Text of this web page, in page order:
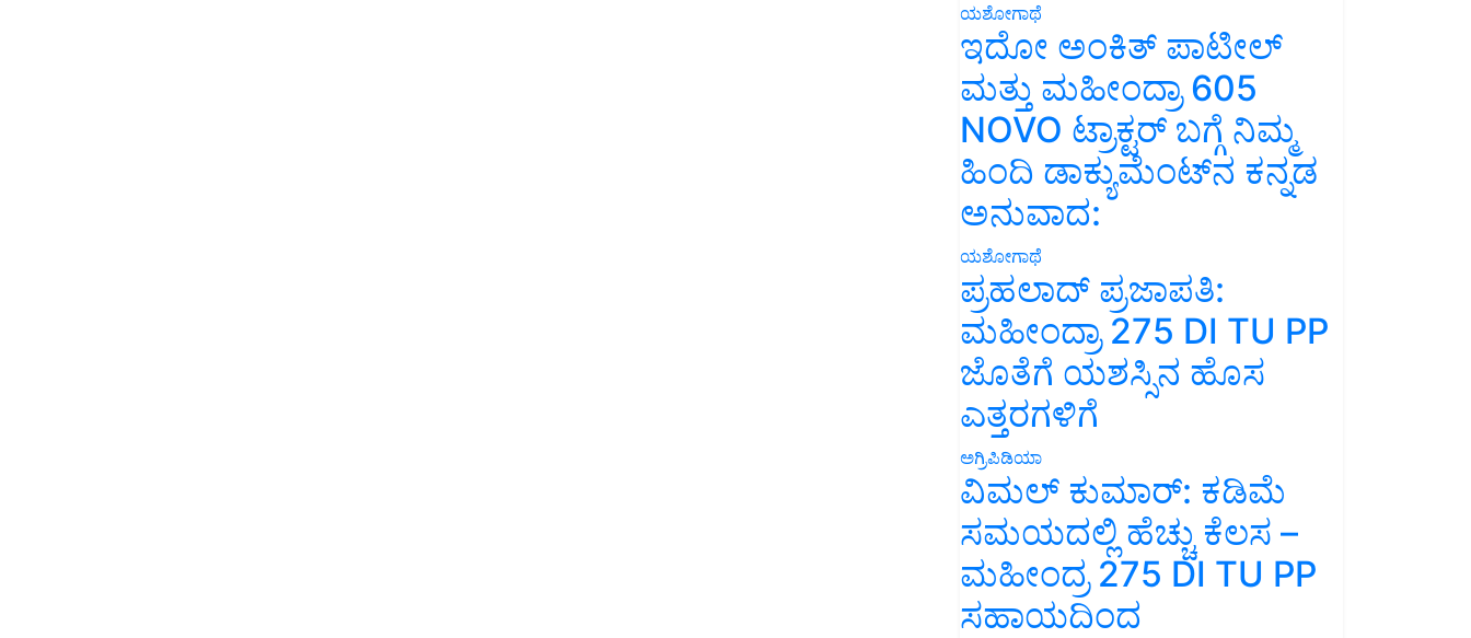
ಯಶೋಗಾಥೆ
ಇದೋ ಅಂಕಿತ್ ಪಾಟೀಲ್
ಮತ್ತು ಮಹೀಂದ್ರಾ 605
NOVO ಟ್ರಾಕ್ಟರ್ ಬಗ್ಗೆ ನಿಮ್ಮ
ಹಿಂದಿ ಡಾಕ್ಯುಮೆಂಟ್‌ನ ಕನ್ನಡ
ಅನುವಾದ:
ಯಶೋಗಾಥೆ
ಪ್ರಹಲಾದ್ ಪ್ರಜಾಪತಿ:
ಮಹೀಂದ್ರಾ 275 DI TU PP
ಜೊತೆಗೆ ಯಶಸ್ಸಿನ ಹೊಸ
ಎತ್ತರಗಳಿಗೆ
ಅಗ್ರಿಪಿಡಿಯಾ
ವಿಮಲ್ ಕುಮಾರ್: ಕಡಿಮೆ
ಸಮಯದಲ್ಲಿ ಹೆಚ್ಚು ಕೆಲಸ –
ಮಹೀಂದ್ರ 275 DI TU PP
ಸಹಾಯದಿಂದ